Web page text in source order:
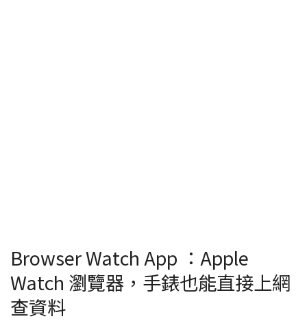
Browser Watch App ：Apple
Watch 瀏覽器，手錶也能直接上網
查資料